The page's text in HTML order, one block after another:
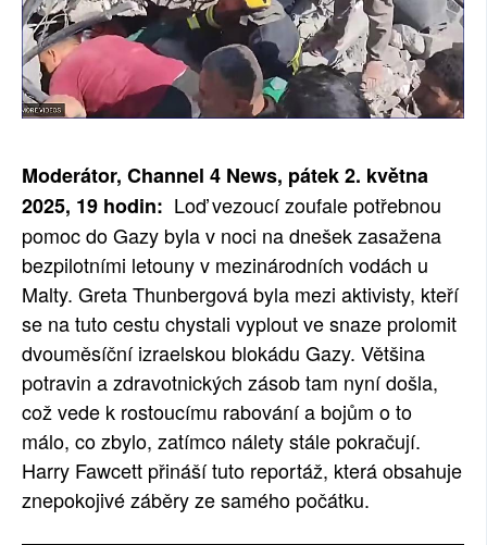
Moderátor, Channel 4 News, pátek 2. května
2025, 19 hodin: Loď vezoucí zoufale potřebnou
pomoc do Gazy byla v noci na dnešek zasažena
bezpilotními letouny v mezinárodních vodách u
Malty. Greta Thunbergová byla mezi aktivisty, kteří
se na tuto cestu chystali vyplout ve snaze prolomit
dvouměsíční izraelskou blokádu Gazy. Většina
potravin a zdravotnických zásob tam nyní došla,
což vede k rostoucímu rabování a bojům o to
málo, co zbylo, zatímco nálety stále pokračují.
Harry Fawcett přináší tuto reportáž, která obsahuje
znepokojivé záběry ze samého počátku.